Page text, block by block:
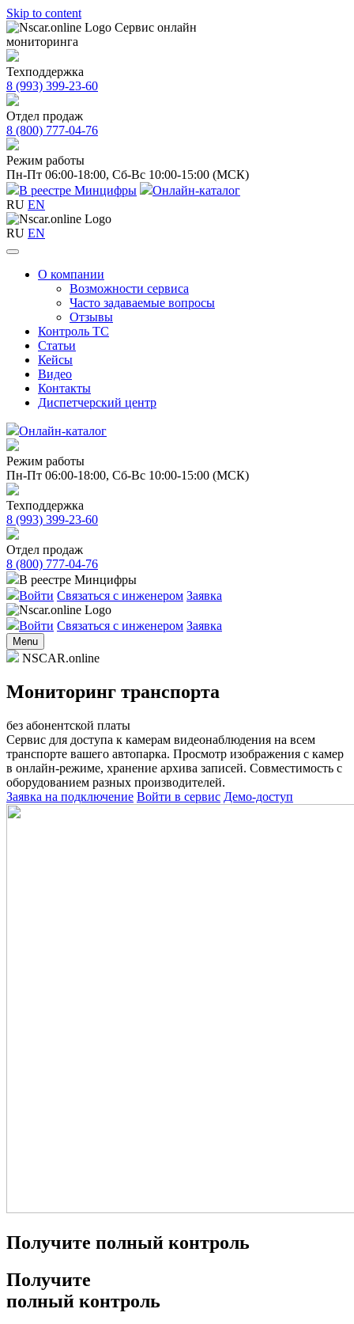
Skip to content
Сервис онлайн
мониторинга
Техподдержка
8 (993) 399-23-60
Отдел продаж
8 (800) 777-04-76
Режим работы
Пн-Пт 06:00-18:00, Сб-Вс 10:00-15:00 (МСК)
В реестре Минцифры
Онлайн-каталог
RU EN
RU EN
О компании
Возможности сервиса
Часто задаваемые вопросы
Отзывы
Контроль ТС
Статьи
Кейсы
Видео
Контакты
Диспетчерский центр
Онлайн-каталог
Режим работы
Пн-Пт 06:00-18:00, Сб-Вс 10:00-15:00 (МСК)
Техподдержка
8 (993) 399-23-60
Отдел продаж
8 (800) 777-04-76
В реестре Минцифры
Войти Связаться с инженером Заявка
Войти Связаться с инженером Заявка
Menu
NSCAR.online
Мониторинг транспорта
без абонентской платы
Сервис для доступа к камерам видеонаблюдения на всем
транспорте вашего автопарка. Просмотр изображения с камер
в онлайн-режиме, хранение архива записей. Совместимость с
оборудованием разных производителей.
Заявка на подключение Войти в сервис Демо-доступ
Получите полный контроль
Получите
полный контроль